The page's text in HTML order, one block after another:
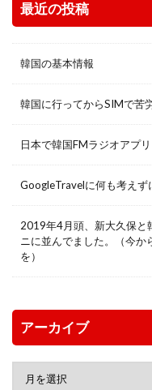
最近の投稿
韓国の基本情報
韓国に行ってからSIMで苦
日本で韓国FMラジオアプ
GoogleTravelに何も考えず
2019年4月頭、新大久保と
ニに並んでました。（今か
を）
アーカイブ